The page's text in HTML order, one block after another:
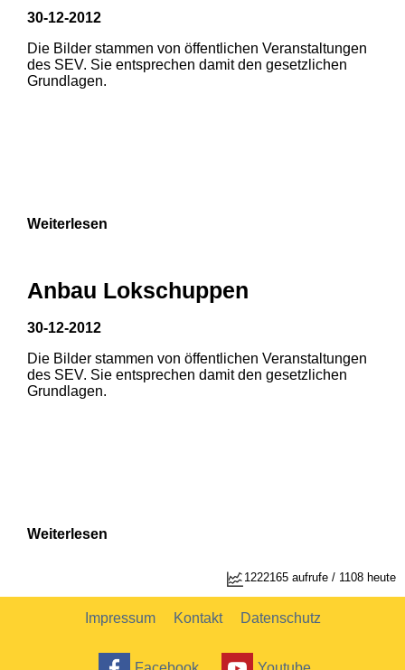
1 2 3
1 2
30-12-2012
Die Bilder stammen von öffentlichen Veranstaltungen
des SEV. Sie entsprechen damit den gesetzlichen
Grundlagen.
Weiterlesen
Anbau Lokschuppen
30-12-2012
Die Bilder stammen von öffentlichen Veranstaltungen
des SEV. Sie entsprechen damit den gesetzlichen
Grundlagen.
Weiterlesen
1222165 aufrufe / 1108 heute
Impressum Kontakt Datenschutz